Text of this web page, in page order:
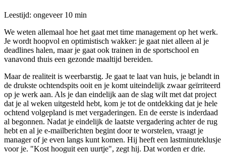
Leestijd: ongeveer 10 min
We weten allemaal hoe het gaat met time management op het werk.
Je wordt hoopvol en optimistisch wakker: je gaat niet alleen al je
deadlines halen, maar je gaat ook trainen in de sportschool en
vanavond thuis een gezonde maaltijd bereiden.
Maar de realiteit is weerbarstig. Je gaat te laat van huis, je belandt in
de drukste ochtendspits ooit en je komt uiteindelijk zwaar geïrriteerd
op je werk aan. Als je dan eindelijk aan de slag wilt met dat project
dat je al weken uitgesteld hebt, kom je tot de ontdekking dat je hele
ochtend volgepland is met vergaderingen. En de eerste is inderdaad
al begonnen. Nadat je eindelijk de laatste vergadering achter de rug
hebt en al je e-mailberichten begint door te worstelen, vraagt je
manager of je even langs kunt komen. Hij heeft een lastminuteklusje
voor je. "Kost hooguit een uurtje", zegt hij. Dat worden er drie.